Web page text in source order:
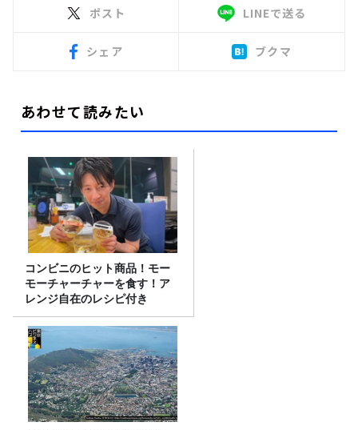
ポスト LINEで送る
シェア ブクマ
あわせて読みたい
コンビニのヒット商品！モー
モーチャーチャーを食す！ア
レンジ自在のレシピ付き